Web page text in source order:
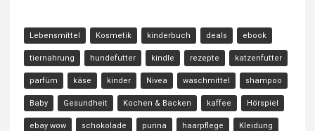
Lebensmittel Kosmetik kinderbuch deals ebook
tiernahrung hundefutter kindle rezepte katzenfutter
parfüm käse kinder Nivea waschmittel shampoo
Baby Gesundheit Kochen & Backen kaffee Hörspiel
ebay wow schokolade purina haarpflege Kleidung